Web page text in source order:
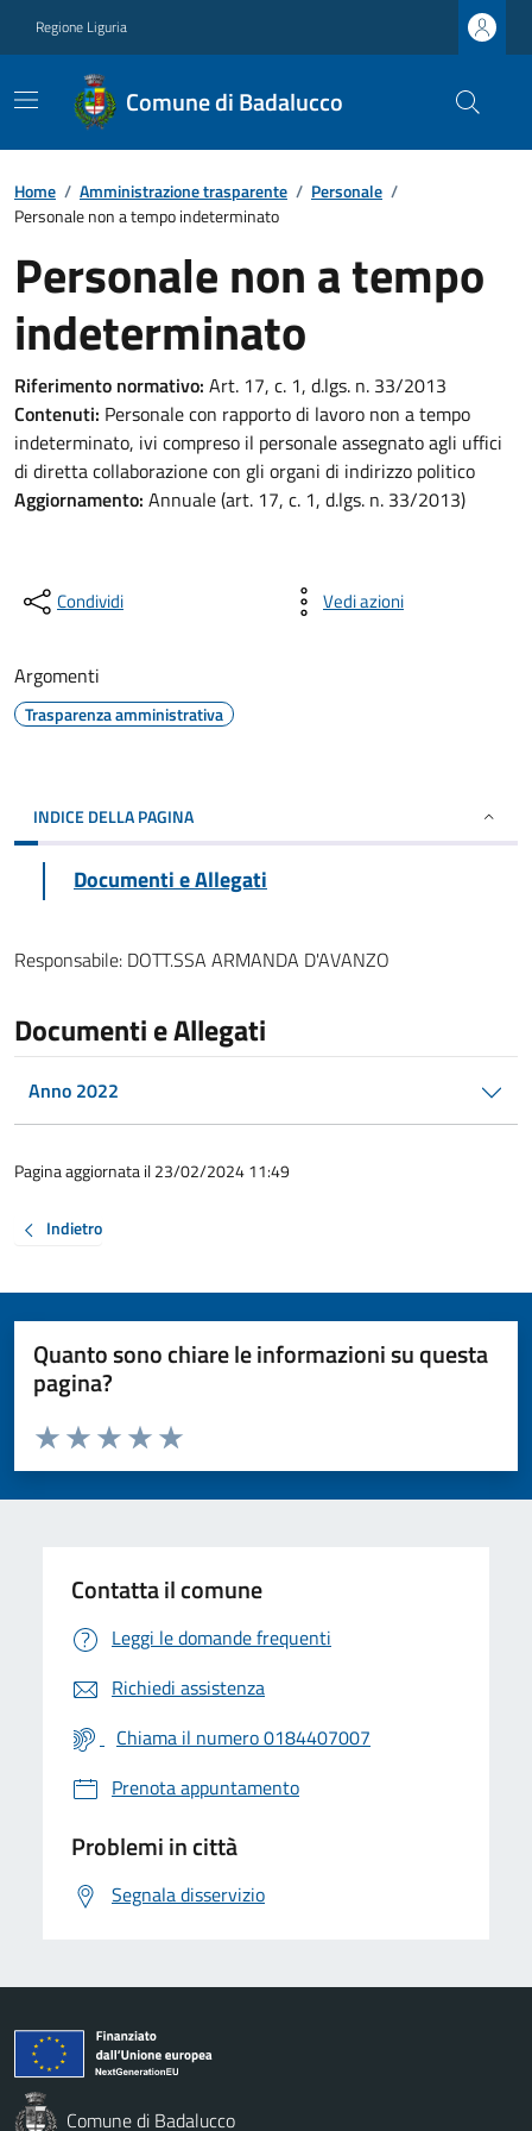
Regione Liguria
Comune di Badalucco
Home / Amministrazione trasparente / Personale /
Personale non a tempo indeterminato
Personale non a tempo
indeterminato
Riferimento normativo: Art. 17, c. 1, d.lgs. n. 33/2013
Contenuti: Personale con rapporto di lavoro non a tempo
indeterminato, ivi compreso il personale assegnato agli uffici
di diretta collaborazione con gli organi di indirizzo politico
Aggiornamento: Annuale (art. 17, c. 1, d.lgs. n. 33/2013)
Condividi Vedi azioni
Argomenti
Trasparenza amministrativa
INDICE DELLA PAGINA
Documenti e Allegati
Responsabile: DOTT.SSA ARMANDA D'AVANZO
Documenti e Allegati
Anno 2022
Pagina aggiornata il 23/02/2024 11:49
Indietro
Quanto sono chiare le informazioni su questa
pagina?
Valuta da 1 a 5 stelle la pagina
Valuta 5 stelle su 5
Valuta 4 stelle su 5
Valuta 3 stelle su 5
Valuta 2 stelle su 5
Valuta 1 stelle su 5
Contatta il comune
Leggi le domande frequenti
Richiedi assistenza
Chiama il numero 0184407007
Prenota appuntamento
Problemi in città
Segnala disservizio
Comune di Badalucco